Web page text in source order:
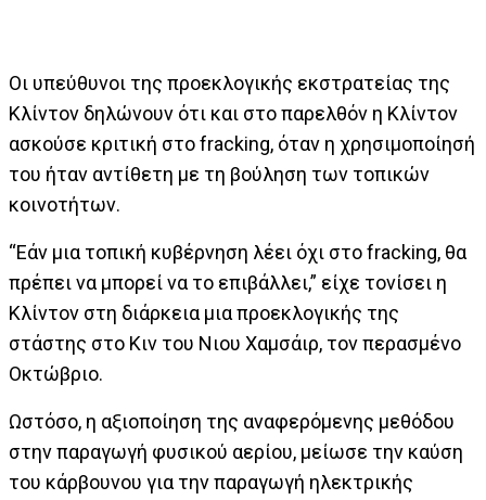
Οι υπεύθυνοι της προεκλογικής εκστρατείας της
Κλίντον δηλώνουν ότι και στο παρελθόν η Κλίντον
ασκούσε κριτική στο fracking, όταν η χρησιμοποίησή
του ήταν αντίθετη με τη βούληση των τοπικών
κοινοτήτων.
“Εάν μια τοπική κυβέρνηση λέει όχι στο fracking, θα
πρέπει να μπορεί να το επιβάλλει,” είχε τονίσει η
Κλίντον στη διάρκεια μια προεκλογικής της
στάστης στο Κιν του Νιου Χαμσάιρ, τον περασμένο
Οκτώβριο.
Ωστόσο, η αξιοποίηση της αναφερόμενης μεθόδου
στην παραγωγή φυσικού αερίου, μείωσε την καύση
του κάρβουνου για την παραγωγή ηλεκτρικής